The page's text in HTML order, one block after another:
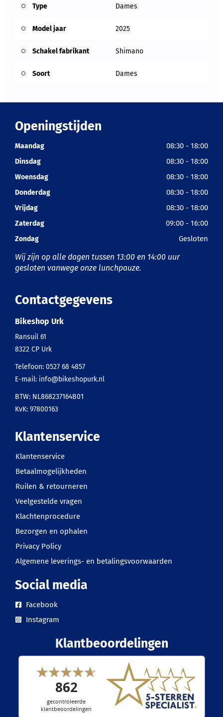
Type Dames
Model jaar 2025
Schakel fabrikant Shimano
Soort Dames
Openingstijden
Maandag 08:30 - 18:00
Dinsdag 08:30 - 18:00
Woensdag 08:30 - 18:00
Donderdag 08:30 - 18:00
Vrijdag 08:30 - 18:00
Zaterdag 09:00 - 16:00
Zondag Gesloten
Wij zijn op alle dagen tussen 13:00 en 14:00 uur
gesloten vanwege onze lunchpauze.
Contactgegevens
Bikeshop Urk
Ransuil 61
8322 CP Urk
Telefoon: 0527 68 4857
E-mail: info@bikeshopurk.nl
BTW: NL868237164B01
KvK: 97800163
Klantenservice
Klantenservice
Betaalmogelijkheden
Ruilen & retourneren
Veelgestelde vragen
Klachtenprocedure
Bezorgen en ophalen
Privacy Policy
Algemene leverings- en betalingsvoorwaarden
Social media
Facebook
Instagram
Klantbeoordelingen